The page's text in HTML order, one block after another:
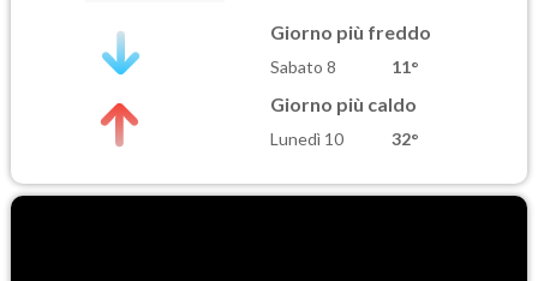
Giorno più freddo
Sabato 8 11°
Giorno più caldo
Lunedì 10 32°